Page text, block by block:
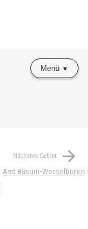
Menü
Nächstes Gebiet arrow_forward
Amt Büsum-Wesselburen